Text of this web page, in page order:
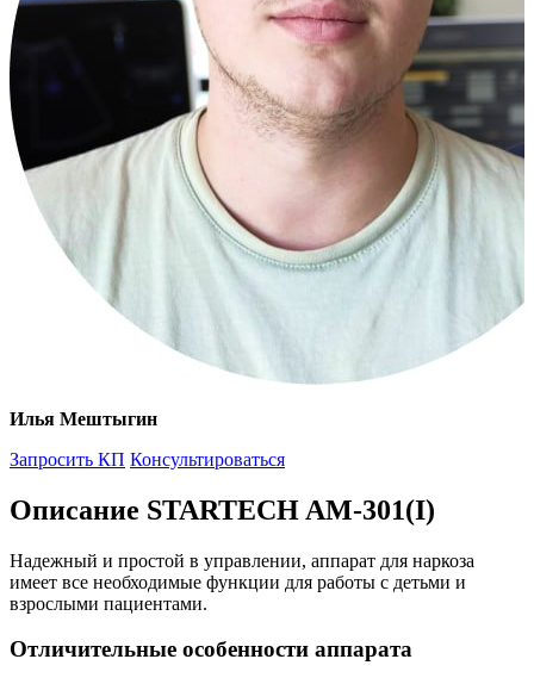
Илья Мештыгин
Запросить КП Консультироваться
Описание STARTECH AM-301(I)
Надежный и простой в управлении, аппарат для наркоза
имеет все необходимые функции для работы с детьми и
взрослыми пациентами.
Отличительные особенности аппарата